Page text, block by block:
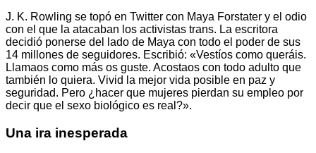
J. K. Rowling se topó en Twitter con Maya Forstater y el odio
con el que la atacaban los activistas trans. La escritora
decidió ponerse del lado de Maya con todo el poder de sus
14 millones de seguidores. Escribió: «Vestíos como queráis.
Llamaos como más os guste. Acostaos con todo adulto que
también lo quiera. Vivid la mejor vida posible en paz y
seguridad. Pero ¿hacer que mujeres pierdan su empleo por
decir que el sexo biológico es real?».
Una ira inesperada